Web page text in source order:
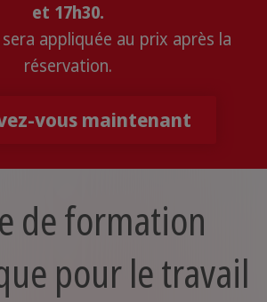
et 17h30.
appliquée au prix après la
réservation.
vous maintenant
de formation
pour le travail